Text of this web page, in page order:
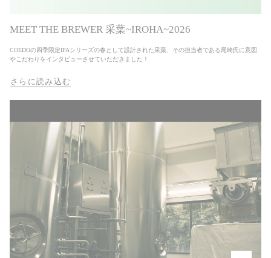
MEET THE BREWER 采葉~IROHA~2026
COEDOの四季限定IPAシリーズの春として設計された采葉、その担当者である尾崎氏に意図
やこだわりをインタビューさせていただきました！
さらに読み込む